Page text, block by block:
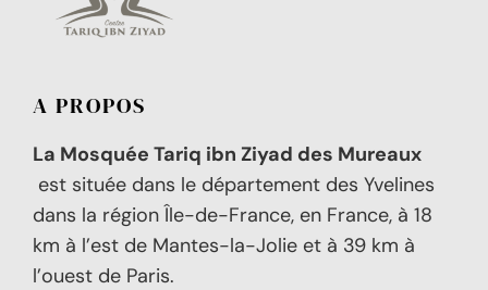
A PROPOS
La Mosquée Tariq ibn Ziyad des Mureaux
est située dans le département des Yvelines
dans la région Île-de-France, en France, à 18
km à l’est de Mantes-la-Jolie et à 39 km à
l’ouest de Paris.